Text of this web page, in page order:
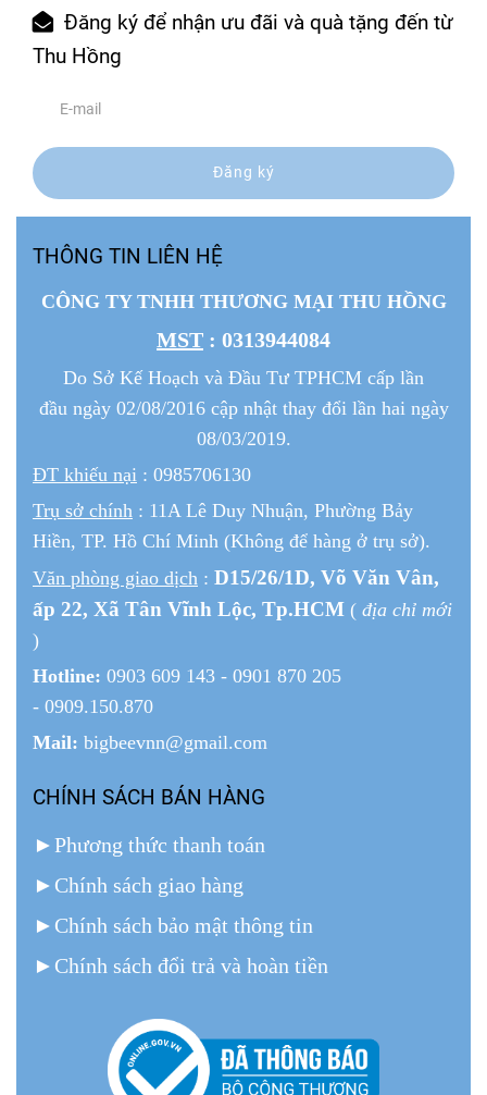
Đăng ký để nhận ưu đãi và quà tặng đến từ
Thu Hồng
Đăng ký
THÔNG TIN LIÊN HỆ
CÔNG TY TNHH THƯƠNG MẠI THU HỒNG
MST : 0313944084
Do Sở Kế Hoạch và Đầu Tư TPHCM cấp lần
đầu ngày 02/08/2016 cập nhật thay đổi lần hai ngày
08/03/2019.
ĐT khiếu nại : 0985706130
Trụ sở chính : 11A Lê Duy Nhuận, Phường Bảy
Hiền, TP. Hồ Chí Minh (Không để hàng ở trụ sở).
Văn phòng giao dịch : D15/26/1D, Võ Văn Vân,
ấp 22, Xã Tân Vĩnh Lộc, Tp.HCM ( địa chỉ mới
)
Hotline: 0903 609 143 - 0901 870 205
- 0909.150.870
Mail: bigbeevnn@gmail.com
CHÍNH SÁCH BÁN HÀNG
►Phương thức thanh toán
► Chính sách giao hàng
► Chính sách bảo mật thông tin
► Chính sách đổi trả và hoàn tiền